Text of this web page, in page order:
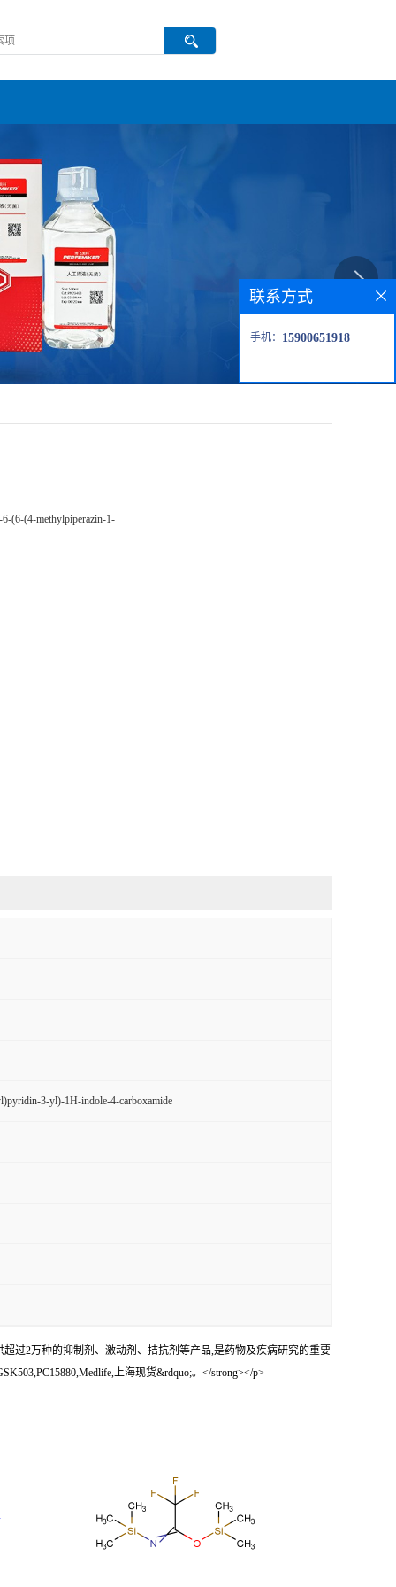
(6-(4-methylpiperazin-1-
3-yl)-1H-indole-4-carboxamide
过2万种的抑制剂、激动剂、拮抗剂等产品,是药物及疾病研究的重要
上海现货&rdquo;。</strong></p>
联系方式
手机： 15900651918